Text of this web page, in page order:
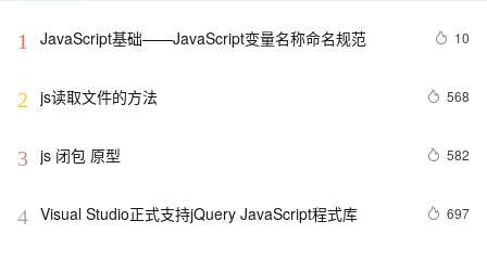
1 JavaScript基础——JavaScript变量名称命名规范 10
2 js读取文件的方法 568
3 js 闭包 原型 582
4 Visual Studio正式支持jQuery JavaScript程式库 697